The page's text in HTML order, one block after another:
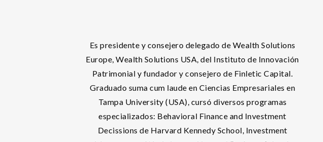
Es presidente y consejero delegado de Wealth Solutions
Europe, Wealth Solutions USA, del Instituto de Innovación
Patrimonial y fundador y consejero de Finletic Capital.
Graduado suma cum laude en Ciencias Empresariales en
Tampa University (USA), cursó diversos programas
especializados: Behavioral Finance and Investment
Decissions de Harvard Kennedy School, Investment